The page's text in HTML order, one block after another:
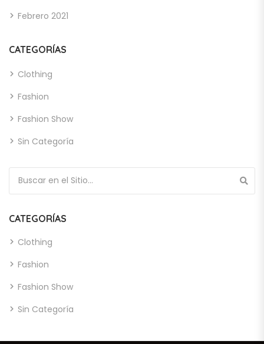
Febrero 2021
CATEGORÍAS
Clothing
Fashion
Fashion Show
Sin Categoría
CATEGORÍAS
Clothing
Fashion
Fashion Show
Sin Categoría